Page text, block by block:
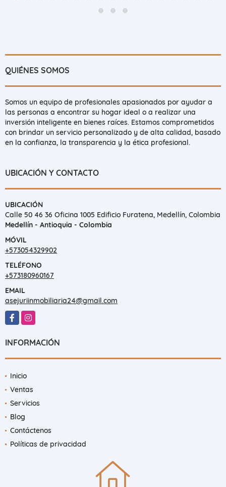
QUIÉNES SOMOS
Somos un equipo de profesionales apasionados por ayudar a
las personas a encontrar su hogar ideal o a realizar una
inversión inteligente en bienes raíces. Estamos comprometidos
con brindar un servicio personalizado y de alta calidad, basado
en la confianza, la transparencia y la ética profesional.
UBICACIÓN Y CONTACTO
UBICACIÓN
Calle 50 46 36 Oficina 1005 Edificio Furatena, Medellín, Colombia
Medellín - Antioquia - Colombia
MÓVIL
+573054329902
TELÉFONO
+573180960167
EMAIL
asejuriinmobiliaria24@gmail.com
INFORMACIÓN
Inicio
Ventas
Servicios
Blog
Contáctenos